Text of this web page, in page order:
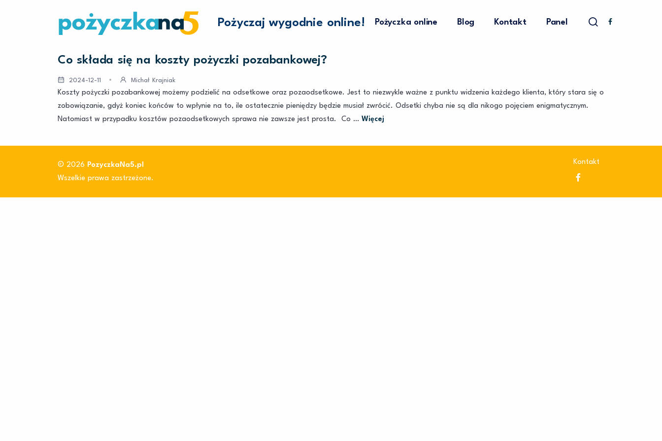
Pożyczaj wygodnie online! Pożyczka online Blog Kontakt Panel
Co składa się na koszty pożyczki pozabankowej?
2024-12-11 Michał Krajniak
Koszty pożyczki pozabankowej możemy podzielić na odsetkowe oraz pozaodsetkowe. Jest to niezwykle ważne z punktu widzenia każdego klienta, który stara się o
zobowiązanie, gdyż koniec końców to wpłynie na to, ile ostatecznie pieniędzy będzie musiał zwrócić. Odsetki chyba nie są dla nikogo pojęciem enigmatycznym.
Natomiast w przypadku kosztów pozaodsetkowych sprawa nie zawsze jest prosta. Co … Więcej
© 2026 PozyczkaNa5.pl
Wszelkie prawa zastrzeżone.
Kontakt